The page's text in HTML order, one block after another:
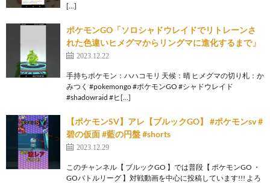
[…]
ポケモンGO「ソロシャドウレイドでリトレーンさ
れた色違いヒメグマからリングマに進化するまで」
2023.12.22
手持ちポケモン：ハハコモリ 天候：晴 ヒメグマの切り札：か
みつく #pokemongo #ポケモンGO #シャドウレイド
#shadowraid #ヒ[…]
【ポケモンSV】アレ【ブルックGO】 #ポケモンsv #
碧の仮面 #藍の円盤 #shorts
2023.12.29
このチャンネル【 ブルックGO 】では普段【 ポケモンGO ・
GOバトルリーグ 】対戦動画を中心に投稿しています!!! よろ